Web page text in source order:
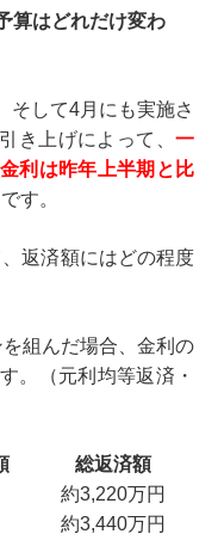
算はどれだけ変わ
そして4月にも実施さ
き上げによって、 一
利は昨年上半期と比
です。
返済額にはどの程度
組んだ場合、金利の
。（元利均等返済・
総返済額
約3,220万円
約3,440万円